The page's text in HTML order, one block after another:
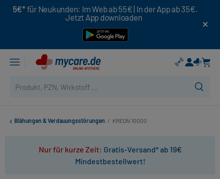
5€* für Neukunden: Im Web ab 55€ | In der App ab 35€.
Jetzt App downloaden
Blähungen & Verdauungsstörungen / KREON 10000
Nur für kurze Zeit: Gratis-Versand* ab 19€
Mindestbestellwert!